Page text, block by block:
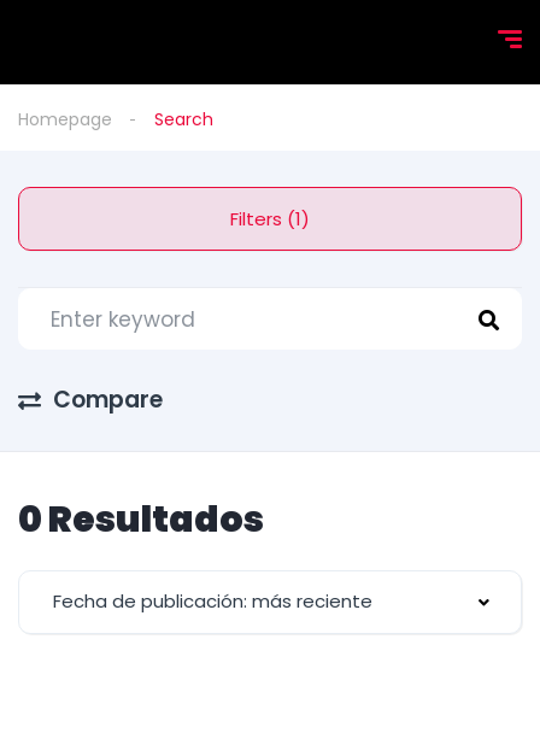
Homepage Search
Filters (1)
Compare
0 Resultados
Fecha de publicación: más reciente